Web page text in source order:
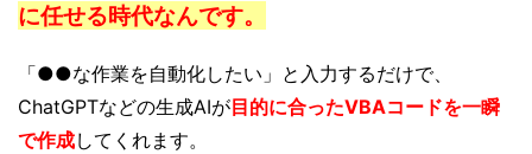
に任せる時代なんです。
「●●な作業を自動化したい」と入力するだけで、
ChatGPTなどの生成AIが目的に合ったVBAコードを一瞬
で作成してくれます。